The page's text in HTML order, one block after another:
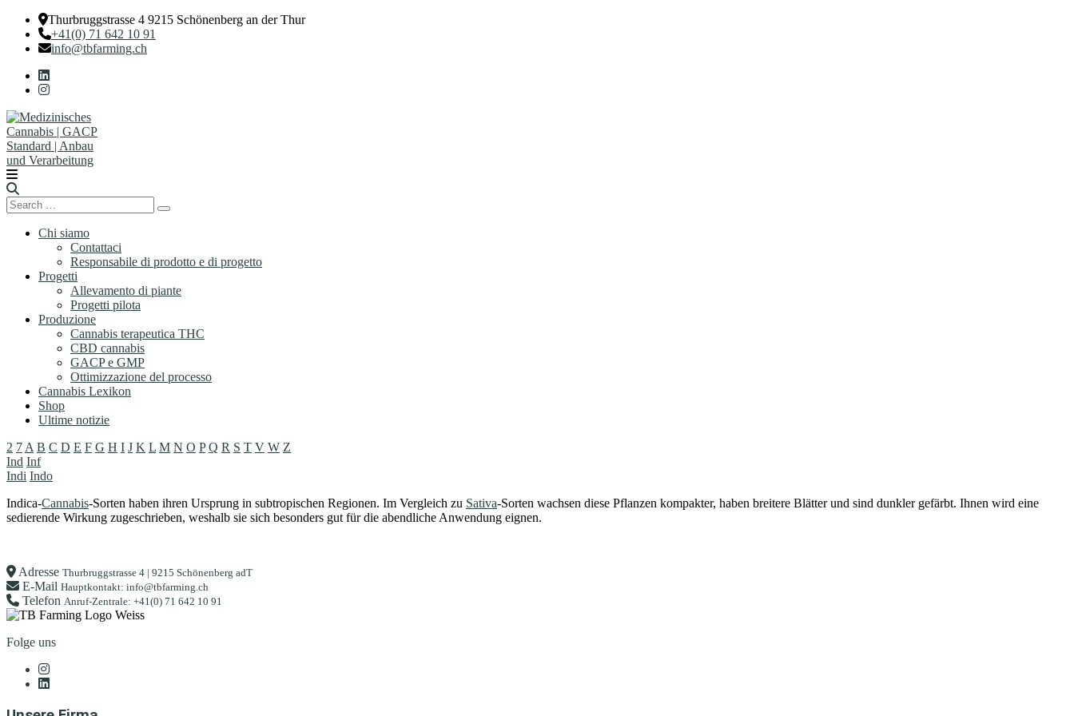
Thurbruggstrasse 4 9215 Schönenberg an der Thur
+41(0) 71 642 10 91
info@tbfarming.ch
Search
for:
Search
Chi siamo
Contattaci
Responsabile di prodotto e di progetto
Progetti
Allevamento di piante
Progetti pilota
Produzione
Cannabis terapeutica THC
CBD cannabis
GACP e GMP
Ottimizzazione del processo
Cannabis Lexikon
Shop
Ultime notizie
2 7 A B C D E F G H I J K L M N O P Q R S T V W Z
Ind Inf
Indi Indo
Indica-Cannabis-Sorten haben ihren Ursprung in subtropischen Regionen. Im Vergleich zu Sativa-Sorten wachsen diese Pflanzen kompakter, haben breitere Blätter und sind dunkler gefärbt. Ihnen wird eine
sedierende Wirkung zugeschrieben, weshalb sie sich besonders gut für die abendliche Anwendung eignen.
Adresse Thurbruggstrasse 4 | 9215 Schönenberg adT
E-Mail Hauptkontakt: info@tbfarming.ch
Telefon Anruf-Zentrale: +41(0) 71 642 10 91
Folge uns